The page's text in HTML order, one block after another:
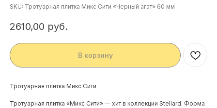
SKU: Тротуарная плитка Микс Сити «Черный агат» 60 мм
2610,00 руб.
В корзину
Тротуарная плитка Микс Сити
Тротуарная плитка «Микс Сити» — хит в коллекции Stellard. Форма